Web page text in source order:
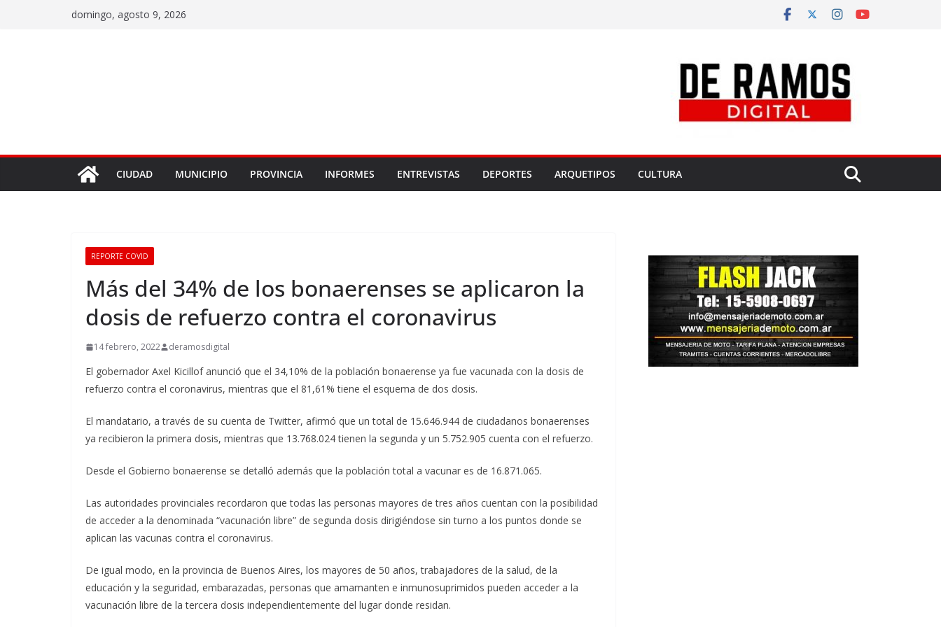
domingo, agosto 9, 2026
CIUDAD MUNICIPIO PROVINCIA INFORMES ENTREVISTAS DEPORTES ARQUETIPOS CULTURA
REPORTE COVID
Más del 34% de los bonaerenses se aplicaron la
dosis de refuerzo contra el coronavirus
14 febrero, 2022 deramosdigital
El gobernador Axel Kicillof anunció que el 34,10% de la población bonaerense ya fue vacunada con la dosis de
refuerzo contra el coronavirus, mientras que el 81,61% tiene el esquema de dos dosis.
El mandatario, a través de su cuenta de Twitter, afirmó que un total de 15.646.944 de ciudadanos bonaerenses
ya recibieron la primera dosis, mientras que 13.768.024 tienen la segunda y un 5.752.905 cuenta con el refuerzo.
Desde el Gobierno bonaerense se detalló además que la población total a vacunar es de 16.871.065.
Las autoridades provinciales recordaron que todas las personas mayores de tres años cuentan con la posibilidad
de acceder a la denominada “vacunación libre” de segunda dosis dirigiéndose sin turno a los puntos donde se
aplican las vacunas contra el coronavirus.
De igual modo, en la provincia de Buenos Aires, los mayores de 50 años, trabajadores de la salud, de la
educación y la seguridad, embarazadas, personas que amamanten e inmunosuprimidos pueden acceder a la
vacunación libre de la tercera dosis independientemente del lugar donde residan.